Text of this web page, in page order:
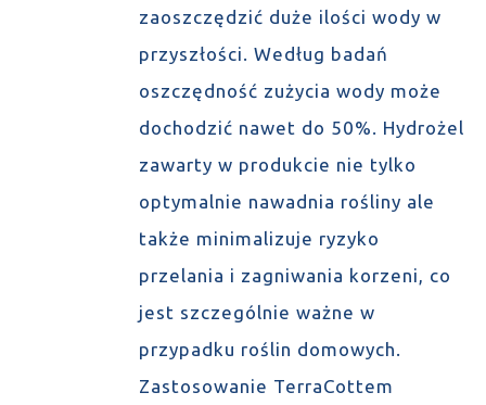
zaoszczędzić duże ilości wody w
przyszłości. Według badań
oszczędność zużycia wody może
dochodzić nawet do 50%. Hydrożel
zawarty w produkcie nie tylko
optymalnie nawadnia rośliny ale
także minimalizuje ryzyko
przelania i zagniwania korzeni, co
jest szczególnie ważne w
przypadku roślin domowych.
Zastosowanie TerraCottem